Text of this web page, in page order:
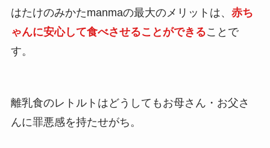
はたけのみかたmanmaの最大のメリットは、 赤ち
ゃんに安心して食べさせることができることで
す。
離乳食のレトルトはどうしてもお母さん・お父さ
んに罪悪感を持たせがち。